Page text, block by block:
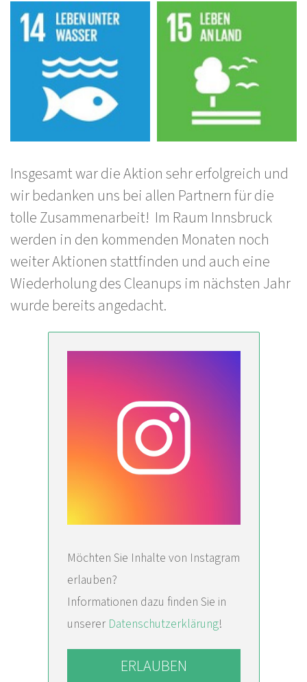
Insgesamt war die Aktion sehr erfolgreich und
wir bedanken uns bei allen Partnern für die
tolle Zusammenarbeit! Im Raum Innsbruck
werden in den kommenden Monaten noch
weiter Aktionen stattfinden und auch eine
Wiederholung des Cleanups im nächsten Jahr
wurde bereits angedacht.
Möchten Sie Inhalte von Instagram
erlauben?
Informationen dazu finden Sie in
unserer Datenschutzerklärung!
ERLAUBEN